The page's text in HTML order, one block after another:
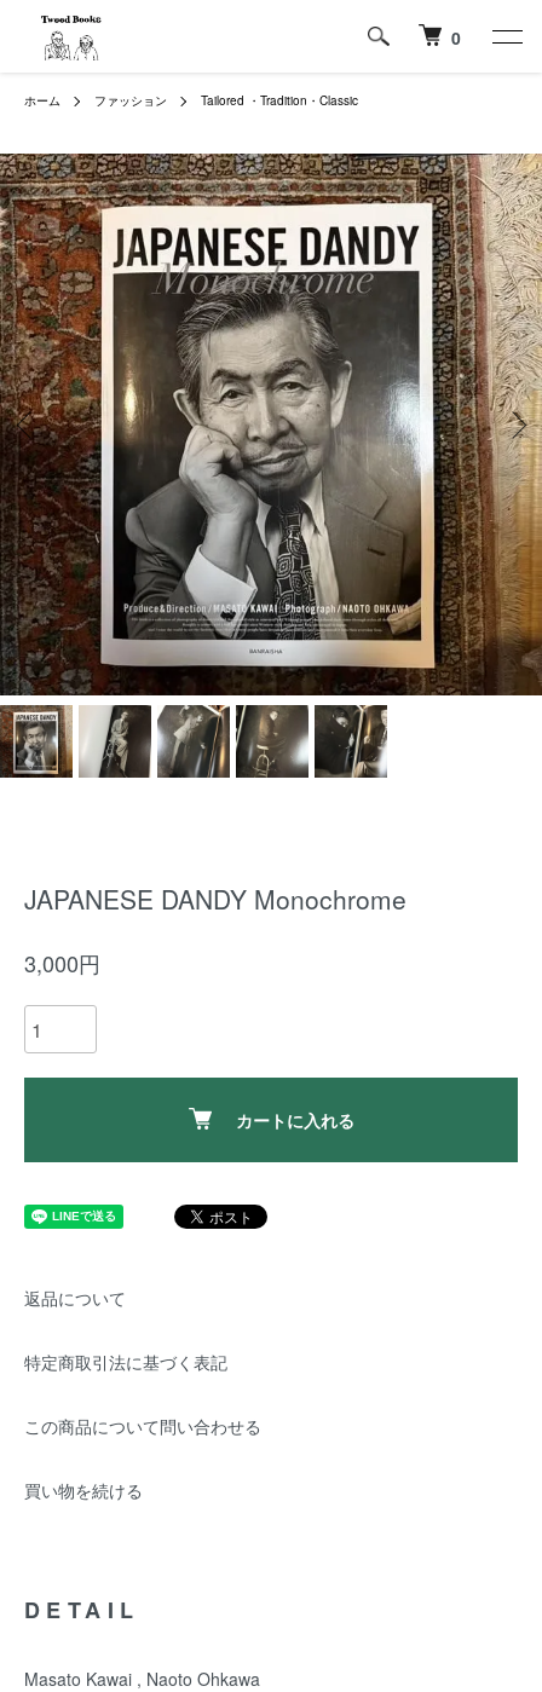
0
ホーム ファッション Tailored ・Tradition・Classic
JAPANESE DANDY Monochrome
3,000円
カートに入れる
返品について
特定商取引法に基づく表記
この商品について問い合わせる
買い物を続ける
DETAIL
Masato Kawai , Naoto Ohkawa